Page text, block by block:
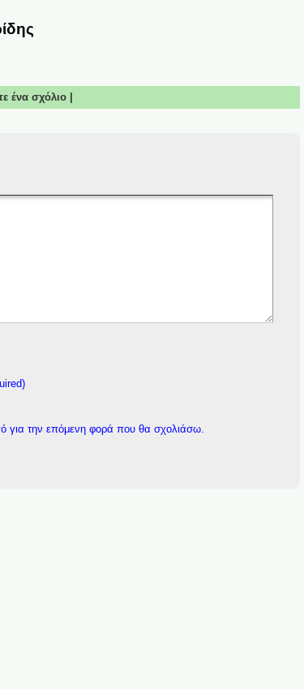
ένα σχόλιο|
για την επόμενη φορά που θα σχολιάσω.